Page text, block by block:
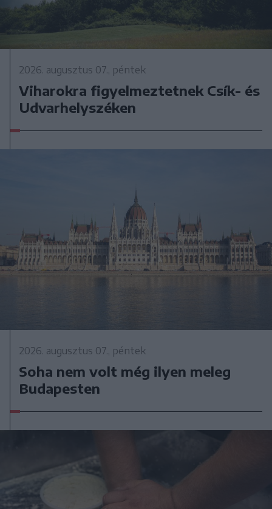
2026. augusztus 07., péntek
Viharokra figyelmeztetnek Csík- és
Udvarhelyszéken
2026. augusztus 07., péntek
Soha nem volt még ilyen meleg
Budapesten